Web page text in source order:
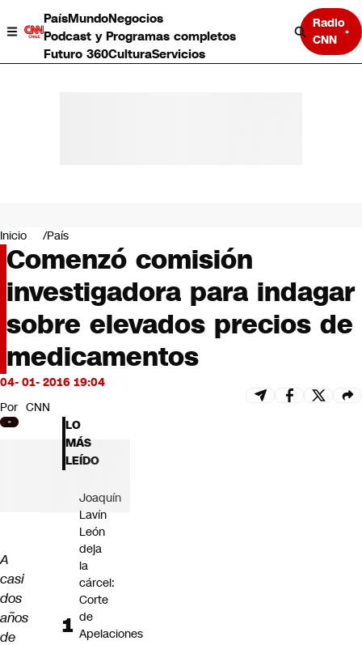
PaísMundoNegocios
Podcast y Programas completos
Futuro 360CulturaServicios
Radio
CNN
Negocios
Deportes
Programas completos
Cultura
Servicios
Bits
CNN tiempo
Futuro 360
Inicio País
Comenzó comisión
investigadora para indagar
sobre elevados precios de
medicamentos
04- 01- 2016 19:04
Por CNN
A
casi
dos
años
de
LO
MÁS
LEÍDO
Joaquín
Lavín
León
deja
la
cárcel:
Corte
de
Apelaciones